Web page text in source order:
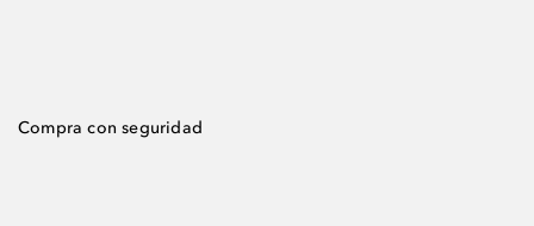
Compra con seguridad